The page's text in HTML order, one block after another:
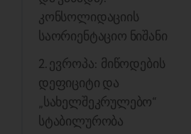
კონსოლიდაციის
საორიენტაციო ნიშანი
2. ევროპა: მიწოდების
დეფიციტი და
„სახელშეკრულებო“
სტაბილურობა